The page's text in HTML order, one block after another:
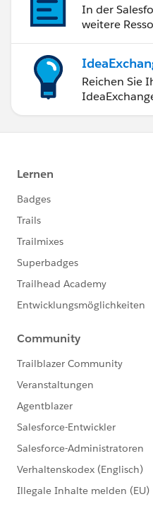
In der
weitere
Reichen Sie